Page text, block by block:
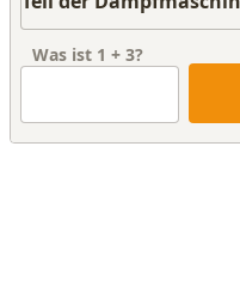
Was ist 1 + 3?